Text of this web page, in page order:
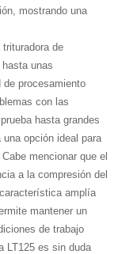
mostrando una
de
unas
procesamiento
con las
hasta grandes
una opción ideal para
mencionar que el
a la compresión del
amplía
mantener un
de trabajo
LT125 es sin duda